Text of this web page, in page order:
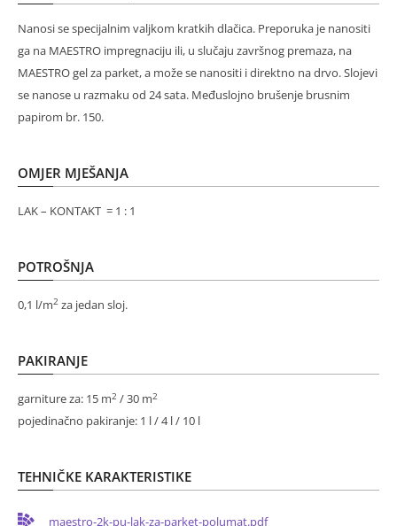
Nanosi se specijalnim valjkom kratkih dlačica. Preporuka je nanositi
ga na MAESTRO impregnaciju ili, u slučaju završnog premaza, na
MAESTRO gel za parket, a može se nanositi i direktno na drvo. Slojevi
se nanose u razmaku od 24 sata. Međuslojno brušenje brusnim
papirom br. 150.
OMJER MJEŠANJA
LAK – KONTAKT = 1 : 1
POTROŠNJA
0,1 l/m2 za jedan sloj.
PAKIRANJE
garniture za: 15 m2 / 30 m2
pojedinačno pakiranje: 1 l / 4 l / 10 l
TEHNIČKE KARAKTERISTIKE
maestro-2k-pu-lak-za-parket-polumat.pdf